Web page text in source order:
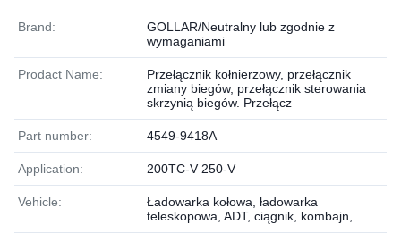
Brand:
GOLLAR/Neutralny lub zgodnie z
wymaganiami
Prodact Name:
Przełącznik kołnierzowy, przełącznik
zmiany biegów, przełącznik sterowania
skrzynią biegów. Przełącz
Part number: 4549-9418A
Application: 200TC-V 250-V
Vehicle:
Ładowarka kołowa, ładowarka
teleskopowa, ADT, ciągnik, kombajn,